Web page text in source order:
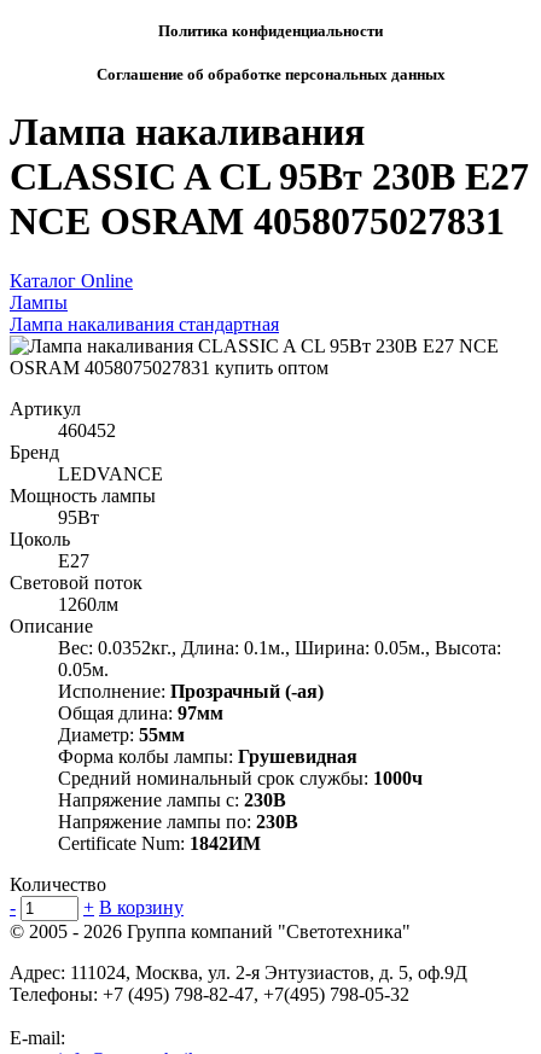
Политика конфиденциальности
Соглашение об обработке персональных данных
Лампа накаливания
CLASSIC A CL 95Вт 230В E27
NCE OSRAM 4058075027831
Каталог Online
Лампы
Лампа накаливания стандартная
Артикул
460452
Бренд
LEDVANCE
Мощность лампы
95Вт
Цоколь
E27
Световой поток
1260лм
Описание
Вес: 0.0352кг., Длина: 0.1м., Ширина: 0.05м., Высота:
0.05м.
Исполнение: Прозрачный (-ая)
Общая длина: 97мм
Диаметр: 55мм
Форма колбы лампы: Грушевидная
Средний номинальный срок службы: 1000ч
Напряжение лампы с: 230В
Напряжение лампы по: 230В
Certificate Num: 1842ИМ
Количество
-
+ В корзину
© 2005 - 2026 Группа компаний "Светотехника"
Адрес: 111024, Москва, ул. 2-я Энтузиастов, д. 5, оф.9Д
Телефоны: +7 (495) 798-82-47, +7(495) 798-05-32
E-mail: